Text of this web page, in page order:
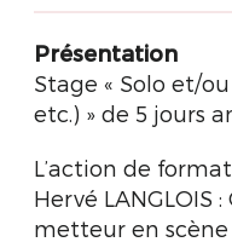
Présentation
Stage « Solo et/
etc.) » de 5 jours
L’action de
Hervé LANGLOIS
metteur en